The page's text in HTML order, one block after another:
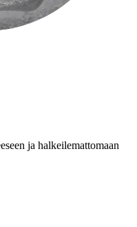
ja halkeilemattomaan